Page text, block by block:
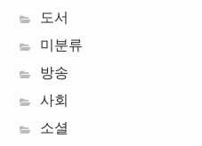
도서
미분류
방송
사회
소셜